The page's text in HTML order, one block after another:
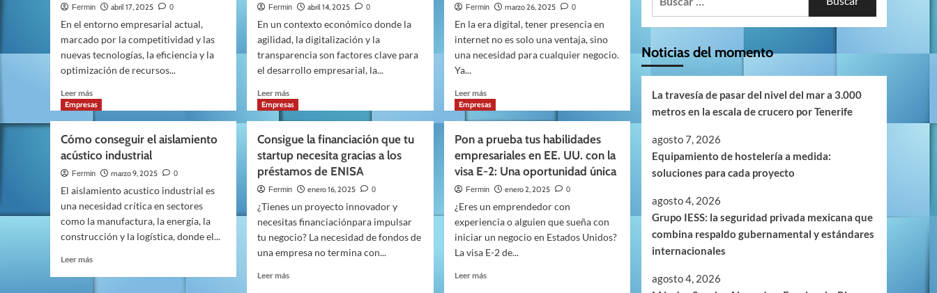
inversión
en
el
capital
humano
paso
a
paso
para
protegerte
Eventos
Empresariales
Fermin abril 17, 2025 0
En el entorno empresarial actual,
marcado por la competitividad y las
nuevas tecnologías, la eficiencia y la
optimización de recursos...
Leer másLeer
más
de
contar
con
Multifuncional
Brother
en
tu
Fermin abril 14, 2025 0
En un contexto económico donde la
agilidad, la digitalización y la
transparencia son factores clave para
el desarrollo empresarial, la...
Leer másLeer
más
Crea
y
Crece:
consiste,
principales
cambios
y
se
Fermin marzo 26, 2025 0
En la era digital, tener presencia en
internet no es solo una ventaja, sino
una necesidad para cualquier negocio.
Ya...
Leer másLeer
más
qué
contratar
a
de
SEO
es
esencial
cualquier
Empresas
Cómo conseguir el aislamiento
acústico industrial
Fermin marzo 9, 2025 0
El aislamiento acustico industrial es
una necesidad crítica en sectores
como la manufactura, la energía, la
construcción y la logística, donde el...
Leer másLeer
Empresas
Consigue la financiación que tu
startup necesita gracias a los
préstamos de ENISA
Fermin enero 16, 2025 0
¿Tienes un proyecto innovador y
necesitas financiaciónpara impulsar
tu negocio? La necesidad de fondos de
una empresa no termina con...
Leer másLeer
Empresas
Pon a prueba tus habilidades
empresariales en EE. UU. con la
visa E-2: Una oportunidad única
Fermin enero 2, 2025 0
¿Eres un emprendedor con
experiencia o alguien que sueña con
iniciar un negocio en Estados Unidos?
La visa E-2 de...
Leer másLeer
Noticias del momento
La travesía de pasar del nivel del mar a 3.000
metros en la escala de crucero por Tenerife
agosto 7, 2026
Equipamiento de hostelería a medida:
soluciones para cada proyecto
agosto 4, 2026
Grupo IESS: la seguridad privada mexicana que
combina respaldo gubernamental y estándares
internacionales
agosto 4, 2026